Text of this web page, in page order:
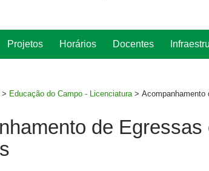
para
Projetos Horários Docentes
> Educação do Campo - Licenciatura > Acompanhamento
de Egressas